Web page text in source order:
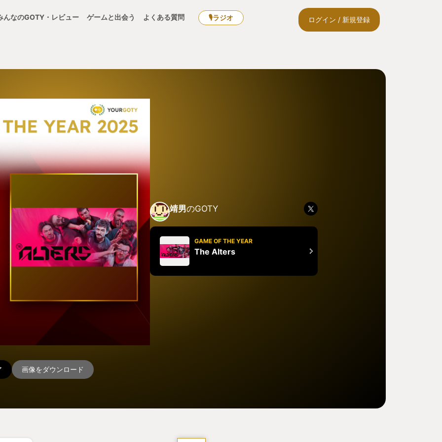
んなのGOTY・レビュー ゲームと出会う よくある質問 🎙ラジオ ログイン / 新規登録
画像をダウンロード
靖男のGOTY
GAME OF THE YEAR
The Alters